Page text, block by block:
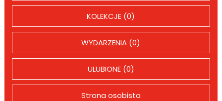
KOLEKCJE (0)
WYDARZENIA (0)
ULUBIONE (0)
Strona osobista